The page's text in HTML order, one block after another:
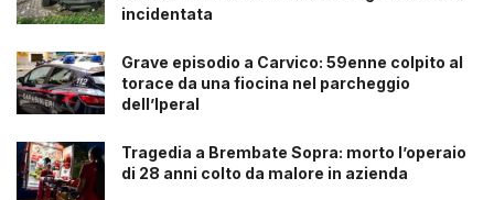
incidentata
Grave episodio a Carvico: 59enne colpito al
torace da una fiocina nel parcheggio
dell’Iperal
Tragedia a Brembate Sopra: morto l’operaio
di 28 anni colto da malore in azienda